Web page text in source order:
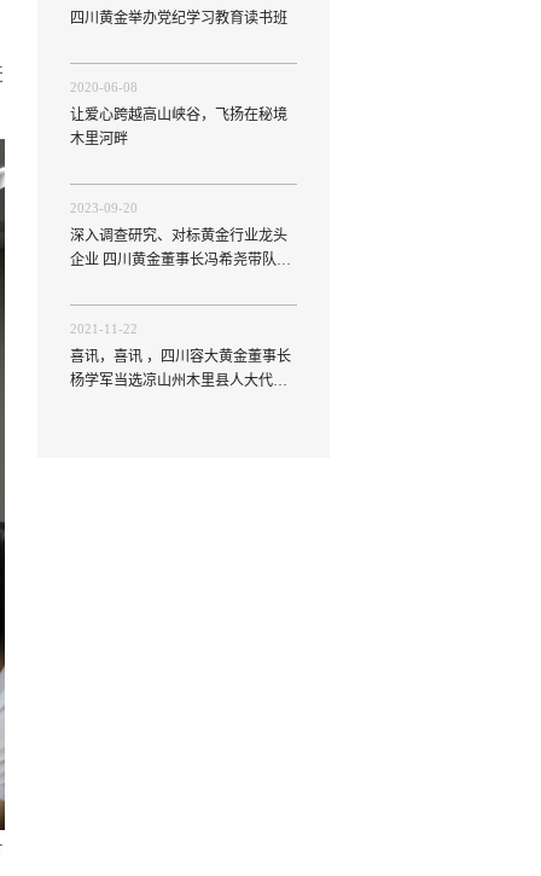
四川黄金举办党纪学习教育读书班
2020-06-08
让爱心跨越高山峡谷，飞扬在秘境
木里河畔
2023-09-20
深入调查研究、对标黄金行业龙头
企业 四川黄金董事长冯希尧带队赴
交流
2021-11-22
喜讯，喜讯 ，四川容大黄金董事长
杨学军当选凉山州木里县人大代